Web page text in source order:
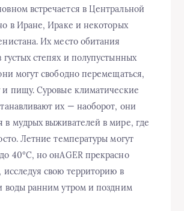
встречается в Центральной
в Иране, Ираке и некоторых
Их место обитания
густых степях и полупустынных
могут свободно перемещаться,
и пищу. Суровые климатические
их — наоборот, они
в мудрых выживателей в мире, где
Летние температуры могут
40°C, но онAGER прекрасно
исследуя свою территорию в
воды ранним утром и поздним